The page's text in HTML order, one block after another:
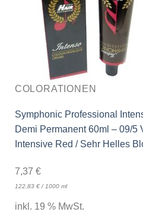
COLORATIONEN
Symphonic Professional
Demi Permanent 60ml – 09/5
Intensive Red / Sehr Helles
7,37 €
122,83 €/ 1000 ml
inkl. 19 % MwSt.